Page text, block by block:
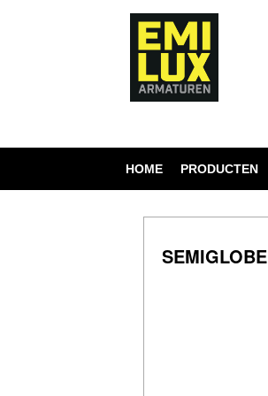
HOME PRODUCTEN
SEMIGLOBE